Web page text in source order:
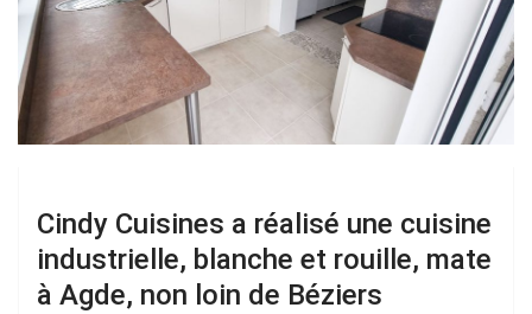
Cindy Cuisines a réalisé une cuisine
industrielle, blanche et rouille, mate
à Agde, non loin de Béziers